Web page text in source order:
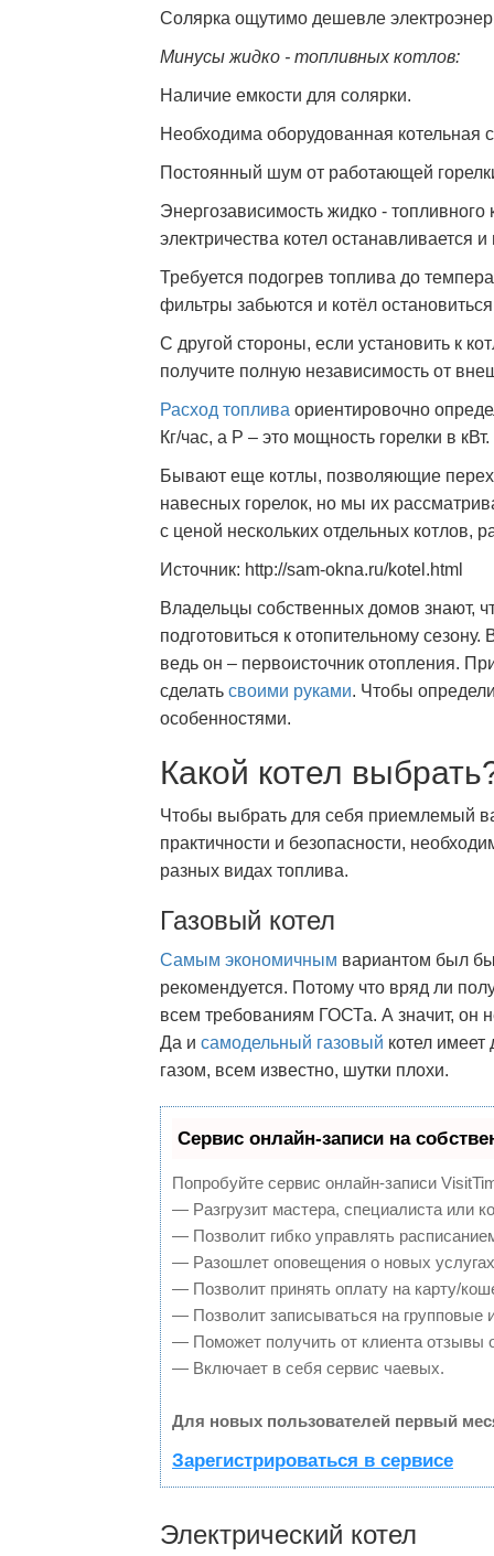
Солярка ощутимо дешевле
Минусы жидко - топливных котлов:
Наличие емкости для солярки.
Необходима оборудованная котельная
Постоянный шум от работающей
Энергозависимость жидко -
электричества котел останавливается
Требуется подогрев топлива до
фильтры забьются и котёл
С другой стороны, если установить к
получите полную независимость от
Расход топлива ориентировочно
Кг/час, а Р – это мощность горелки в кВт.
Бывают еще котлы, позволяющие
навесных горелок, но мы их
с ценой нескольких отдельных котлов,
Источник: http://sam-okna.ru/kotel.html
Владельцы собственных домов знают,
подготовиться к отопительному
ведь он – первоисточник отопления.
сделать своими руками. Чтобы
особенностями.
Какой котел
Чтобы выбрать для себя приемлемый
практичности и безопасности,
разных видах топлива.
Газовый котел
Самым экономичным вариантом был
рекомендуется. Потому что вряд ли
всем требованиям ГОСТа. А значит, он
Да и самодельный газовый котел
газом, всем известно, шутки плохи.
Сервис онлайн-записи на
Попробуйте сервис онлайн-записи
— Разгрузит мастера, специалиста или
— Позволит гибко управлять
— Разошлет оповещения о новых
— Позволит принять оплату на карту/
— Позволит записываться на групповые
— Поможет получить от клиента отзывы
— Включает в себя сервис чаевых.
Для новых пользователей первый
Зарегистрироваться в сервисе
Электрический котел